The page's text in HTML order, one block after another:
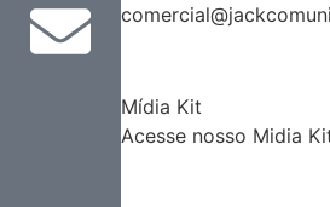
Mídia Kit
Acesse nosso Midia